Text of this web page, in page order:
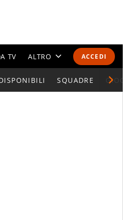
ACCEDI
TV ALTRO
CALENDARI E CLASSIFICHE
SQUADRE